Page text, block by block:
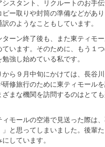
シスタント、リクルートのお手
ピー取りや封筒の準備などがあ
のようなこともしています。
ターン終了後も、また東ティモ
ています。そのために、もう１
強し始めている私です。
から９月中旬にかけては、長谷
研修旅行のために東ティモール
ざまな機関を訪問するのはとて
ィモールの空港で見送った際は
」と思ってしまいました。後輩
しています。